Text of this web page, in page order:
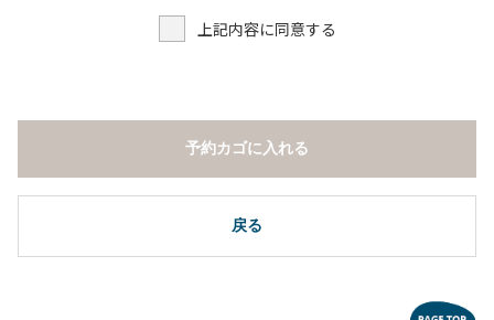
上記内容に同意する
戻る
予約カゴに入れる